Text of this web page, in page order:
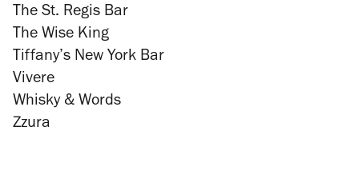
The St. Regis Bar
The Wise King
Tiffany’s New York Bar
Vivere
Whisky & Words
Zzura